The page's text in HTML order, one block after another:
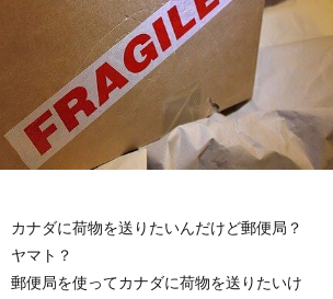
カナダに荷物を送りたいんだけど郵便局？
ヤマト？
郵便局を使ってカナダに荷物を送りたいけ